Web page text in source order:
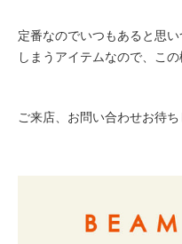
定番なのでいつもあると思
しまうアイテムなので、この
ご来店、お問い合わせお待ち